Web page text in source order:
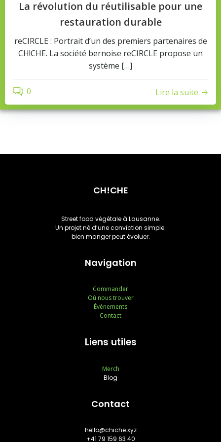
La révolution du réutilisable pour une
restauration durable
reCIRCLE : Portrait d’un des premiers partenaires de
CH!CHE. La société bernoise reCIRCLE propose un
système […]
0 Lire la suite
CH!CHE
Navigation
Liens utiles
Contact
Street food végétale à Lausanne.
Un projet né d’une conviction simple:
bien manger peut évoluer.
Commander
Où nous trouver
Événements
Contact
Merch
Blog
hello@chiche.xyz
+41 79 159 63 40